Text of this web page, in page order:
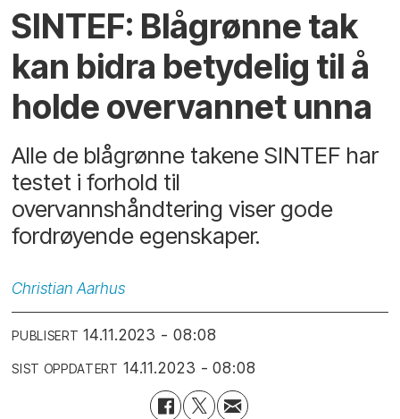
SINTEF: Blågrønne tak
kan bidra betydelig til å
holde overvannet unna
Alle de blågrønne takene SINTEF har
testet i forhold til
overvannshåndtering viser gode
fordrøyende egenskaper.
Christian Aarhus
PUBLISERT 14.11.2023 - 08:08
SIST OPPDATERT 14.11.2023 - 08:08